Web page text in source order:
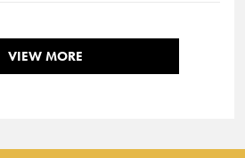
VIEW MORE